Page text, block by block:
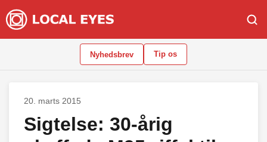
Nyhedsbrev Tip os
20. marts 2015
Sigtelse: 30-årig